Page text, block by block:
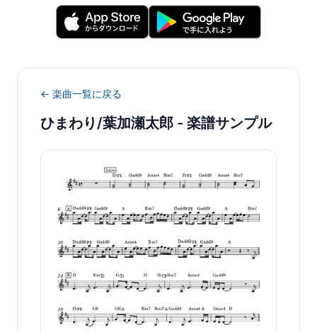
← 楽曲一覧に戻る
ひまわり/葉加瀬太郎 - 楽譜サンプル